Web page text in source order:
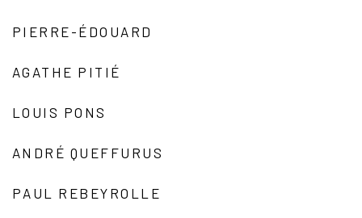
PIERRE-ÉDOUARD
AGATHE PITIÉ
LOUIS PONS
ANDRÉ QUEFFURUS
PAUL REBEYROLLE